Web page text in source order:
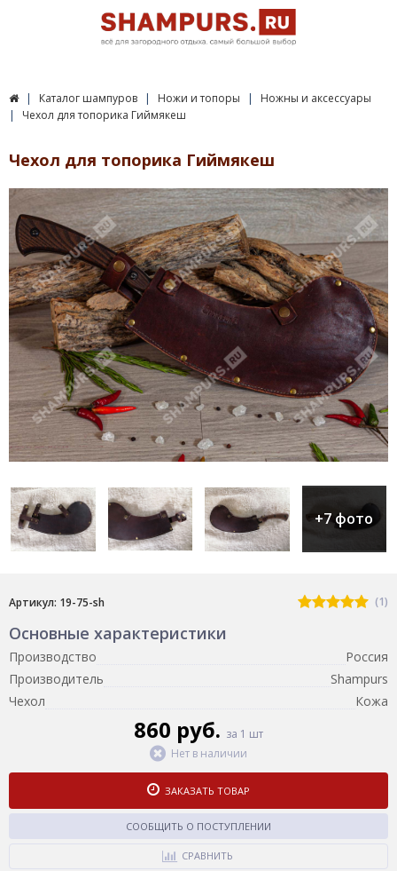
Каталог шампуров Ножи и топоры
Ножны и аксессуары
Чехол для топорика Гиймякеш
Чехол для топорика Гиймякеш
+7 фото
Артикул: 19-75-sh (1)
Основные характеристики
Производство
Россия
Производитель
Shampurs
Чехол
Кожа
860 руб. за 1 шт
Нет в наличии
ЗАКАЗАТЬ ТОВАР
СООБЩИТЬ О ПОСТУПЛЕНИИ
СРАВНИТЬ